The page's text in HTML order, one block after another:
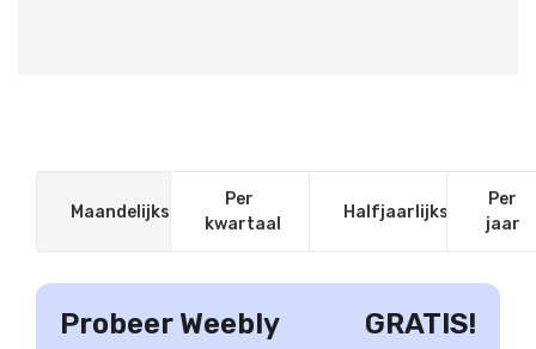
Maandelijks
Per
kwartaal
Halfjaarlijks
Per
jaar
GRATIS!
Probeer Weebly